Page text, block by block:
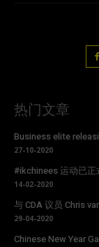
热门文章
Business elite
27-10-2020
#ikchinees 运动已正
14-02-2020
与 CDA 议员 Chris
29-04-2020
Chinese New Year